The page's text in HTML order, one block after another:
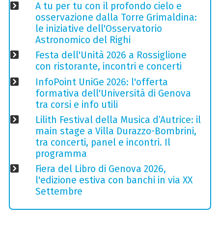
A tu per tu con il profondo cielo e
osservazione dalla Torre Grimaldina:
le iniziative dell'Osservatorio
Astronomico del Righi
Festa dell'Unità 2026 a Rossiglione
con ristorante, incontri e concerti
InfoPoint UniGe 2026: l'offerta
formativa dell'Università di Genova
tra corsi e info utili
Lilith Festival della Musica d’Autrice: il
main stage a Villa Durazzo-Bombrini,
tra concerti, panel e incontri. Il
programma
Fiera del Libro di Genova 2026,
l'edizione estiva con banchi in via XX
Settembre